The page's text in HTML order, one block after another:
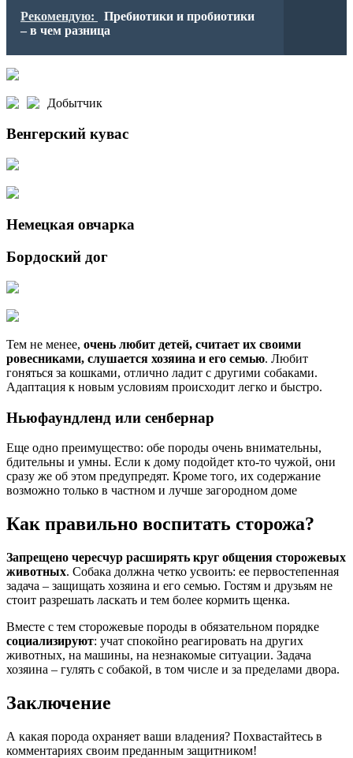
Рекомендую:
Пребиотики и пробиотики
– в чем разница
Добытчик
Венгерский кувас
Немецкая овчарка
Бордоский дог
Тем не менее, очень любит детей, считает их своими
ровесниками, слушается хозяина и его семью. Любит
гоняться за кошками, отлично ладит с другими собаками.
Адаптация к новым условиям происходит легко и быстро.
Ньюфаундленд или сенбернар
Еще одно преимущество: обе породы очень внимательны,
бдительны и умны. Если к дому подойдет кто-то чужой, они
сразу же об этом предупредят. Кроме того, их содержание
возможно только в частном и лучше загородном доме
Как правильно воспитать сторожа?
Запрещено чересчур расширять круг общения сторожевых
животных. Собака должна четко усвоить: ее первостепенная
задача – защищать хозяина и его семью. Гостям и друзьям не
стоит разрешать ласкать и тем более кормить щенка.
Вместе с тем сторожевые породы в обязательном порядке
социализируют: учат спокойно реагировать на других
животных, на машины, на незнакомые ситуации. Задача
хозяина – гулять с собакой, в том числе и за пределами двора.
Заключение
А какая порода охраняет ваши владения? Похвастайтесь в
комментариях своим преданным защитником!